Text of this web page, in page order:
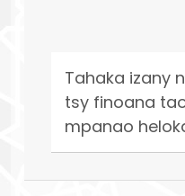
Tahaka izany
tsy finoana
mpanao